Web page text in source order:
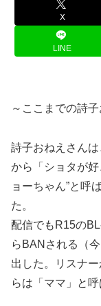
X
LINE
～ここまでの詩
詩子おねえさん
から「ショタが
ョーちゃん”と呼
た。
配信でもR15の
らBANされる（
出した。リスナ
らは「ママ」と呼